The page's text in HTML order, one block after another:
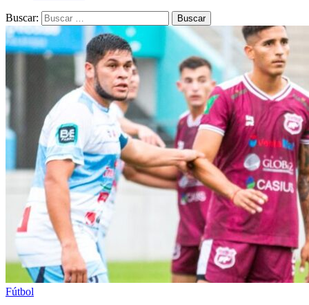
Buscar:
Fútbol